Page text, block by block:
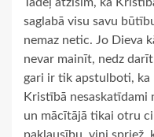
saglabā visu savu
nemaz netic. Jo Dieva
nevar mainīt, nedz
gari ir tik apstulboti, ka
Kristībā nesaskatīdami
un mācītājā tikai otru
paklausību, viņi spriež,